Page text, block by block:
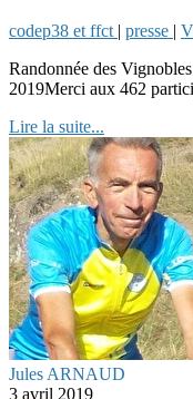
codep38 et ffct | presse |
Randonnée des
2019Merci aux 462
Lire la suite...
Jules ARNAUD
3 avril 2019